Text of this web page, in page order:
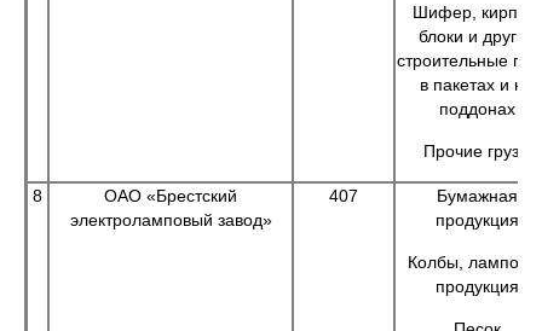
Шифер, кирпич,
блоки и другие
строительные
в пакетах и на
поддонах
Прочие грузы
8
ОАО «Брестский
электроламповый завод»
407
Бумажная
продукция
Колбы,
продукция